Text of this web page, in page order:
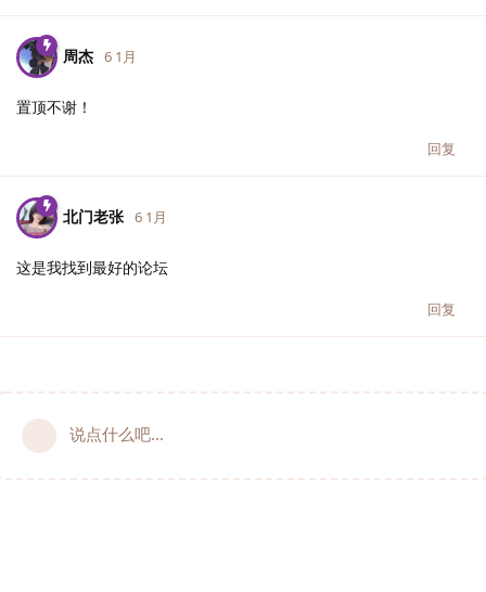
周杰 6 1月
置顶不谢！
回复
北门老张 6 1月
这是我找到最好的论坛
回复
说点什么吧...